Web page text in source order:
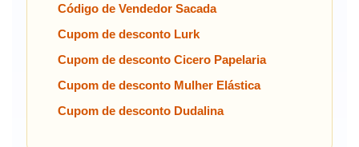
Código de Vendedor Sacada
Cupom de desconto Lurk
Cupom de desconto Cicero Papelaria
Cupom de desconto Mulher Elástica
Cupom de desconto Dudalina